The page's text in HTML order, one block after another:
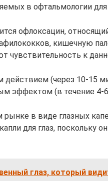
в офтальмологии для
офлоксацин,
кишечную
чувствительность к
(через 10-15
эффектом (в течение 4-6
в виде глазных
для глаз, поскольку
глаз, который